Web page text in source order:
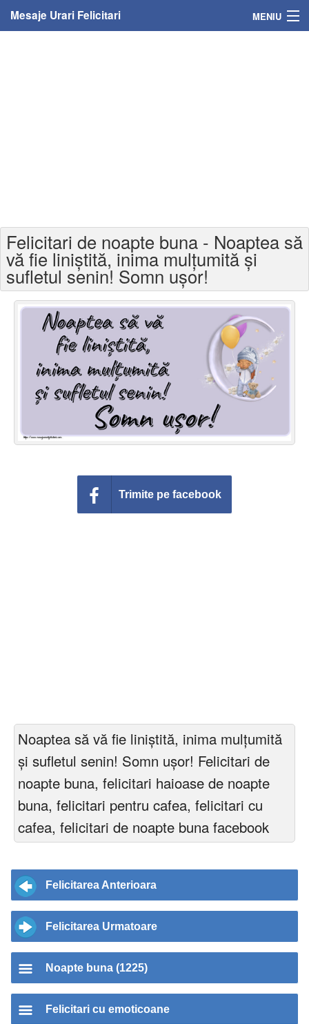
Mesaje Urari Felicitari MENIU
Felicitari varsta
Felicitari zilele anului
Felicitari zile saptamana
Felicitari muzicale
Felicitari muzicale personalizate
Invitatii personalizate
Felicitari de noapte buna - Noaptea să
vă fie liniștită, inima mulțumită și
sufletul senin! Somn ușor!
Trimite pe facebook
Noaptea să vă fie liniștită, inima mulțumită
și sufletul senin! Somn ușor! Felicitari de
noapte buna, felicitari haioase de noapte
buna, felicitari pentru cafea, felicitari cu
cafea, felicitari de noapte buna facebook
Felicitarea Anterioara
Felicitarea Urmatoare
Noapte buna (1225)
Felicitari cu emoticoane